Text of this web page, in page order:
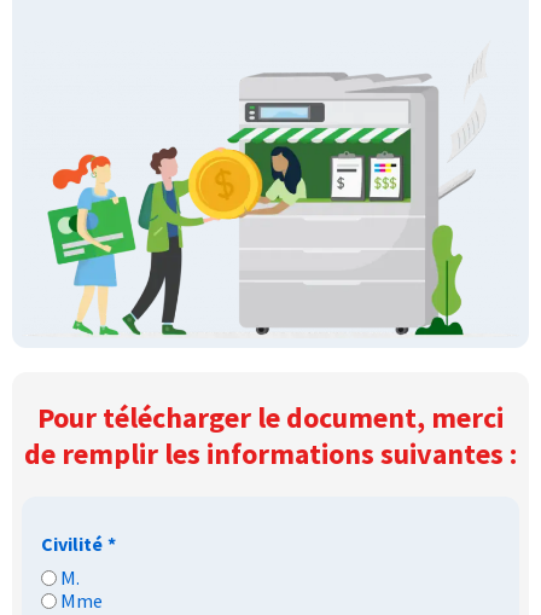
Pour télécharger le document, merci
de remplir les informations suivantes :
Civilité *
M.
Mme